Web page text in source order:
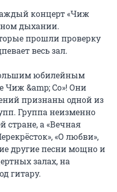
концерт «Чиж
дыхании.
прошли проверку
весь зал.
юбилейным
Чиж &amp; Co»! Они
признаны одной из
Группа неизменно
стране, а «Вечная
«О любви»,
другие песни мощно и
залах, на
гитару.